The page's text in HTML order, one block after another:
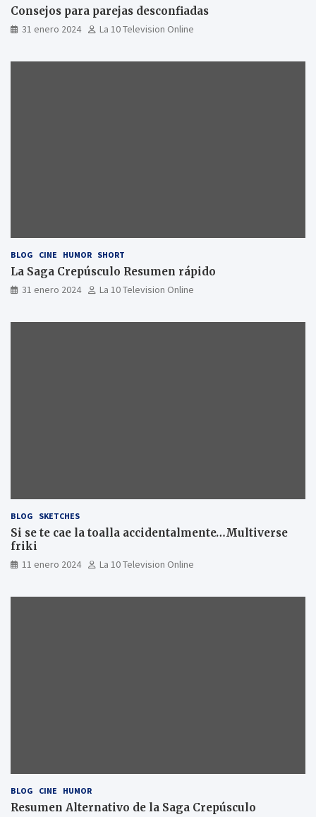
Consejos para parejas desconfiadas
31 enero 2024 La 10 Television Online
BLOG CINE HUMOR SHORT
La Saga Crepúsculo Resumen rápido
31 enero 2024 La 10 Television Online
BLOG SKETCHES
Si se te cae la toalla accidentalmente…Multiverse
friki
11 enero 2024 La 10 Television Online
BLOG CINE HUMOR
Resumen Alternativo de la Saga Crepúsculo